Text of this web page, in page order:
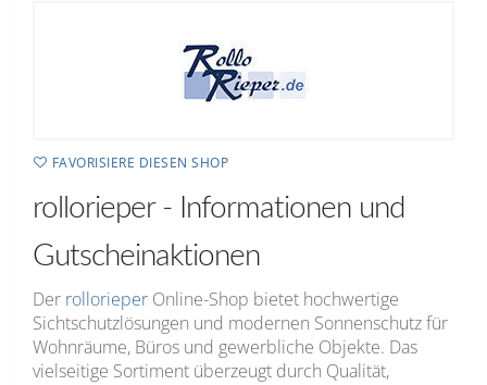
FAVORISIERE DIESEN SHOP
rollorieper - Informationen und
Gutscheinaktionen
Der rollorieper Online-Shop bietet hochwertige
Sichtschutzlösungen und modernen Sonnenschutz für
Wohnräume, Büros und gewerbliche Objekte. Das
vielseitige Sortiment überzeugt durch Qualität,